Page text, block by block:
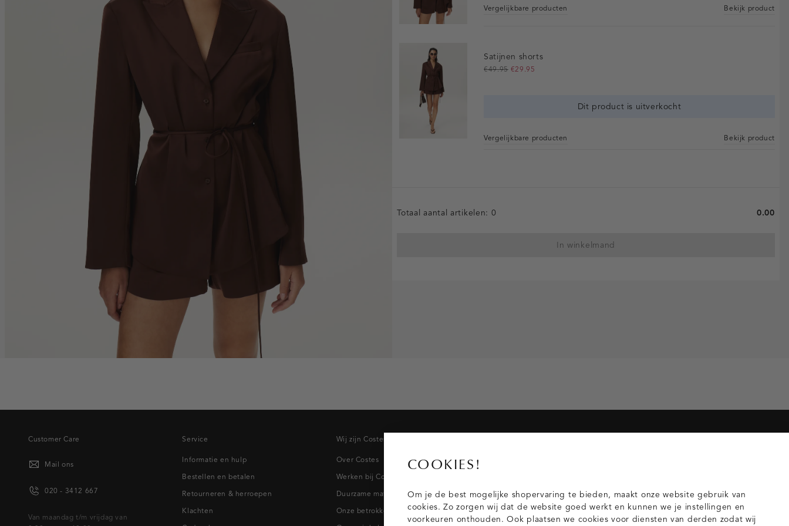
Vergelijkbare producten Bekijk product
Satijnen shorts
€49.95 €29.95
Dit product is uitverkocht
Vergelijkbare producten Bekijk product
Totaal aantal artikelen: 0 0.00
In winkelmand
Customer Care
Mail ons
020 - 3412 667
Van maandag t/m vrijdag van
Service
Informatie en hulp
Bestellen en betalen
Retourneren & herroepen
Klachten
Wij zijn Costes
Over Costes
Werken bij Costes
Duurzame materialen
Onze betrokkenheid
Blazers & gilets
Blouses
COOKIES!
Om je de best mogelijke shopervaring te bieden, maakt onze website gebruik van
cookies. Zo zorgen wij dat de website goed werkt en kunnen we je instellingen en
voorkeuren onthouden. Ook plaatsen we cookies voor diensten van derden zodat wij